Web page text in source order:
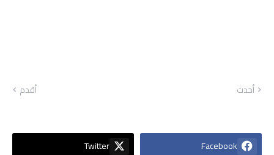
أحدث أقدم
Facebook
Twitter